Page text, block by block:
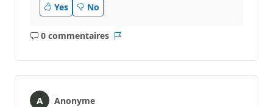
Yes
No
0 commentaires
Aucun
Anonyme